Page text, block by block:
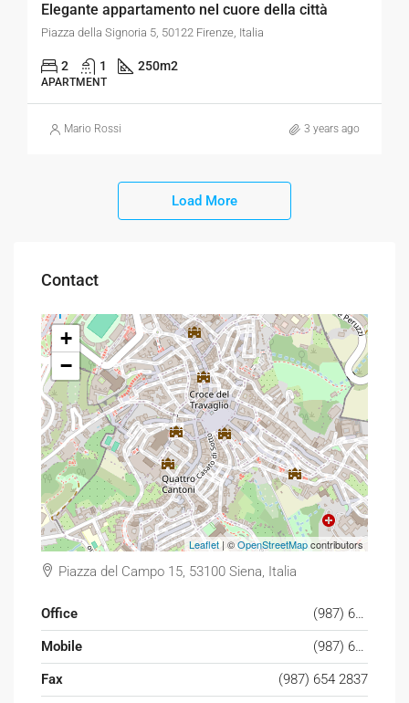
Elegante appartamento nel cuore della città
Piazza della Signoria 5, 50122 Firenze, Italia
2 1 250m2
APARTMENT
Mario Rossi 3 years ago
Load More
Contact
+
−
Leaflet | ©OpenStreetMapcontributors
Piazza del Campo 15, 53100 Siena, Italia
Office
(987) 654 1234
Mobile
(987) 654 8765
Fax
(987) 654 2837